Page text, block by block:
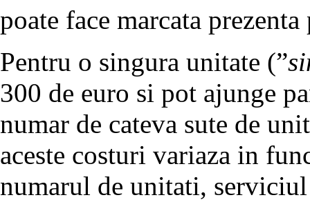
poate face marcata
Pentru o singura unitate (”
300 de euro si pot ajunge
numar de cateva sute de
aceste costuri variaza in
numarul de unitati,